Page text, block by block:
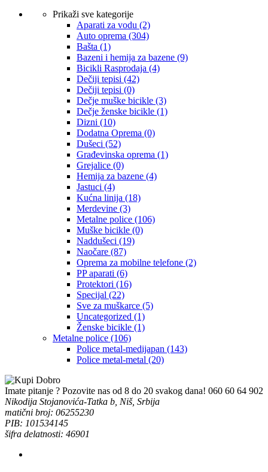
Prikaži sve kategorije
Aparati za vodu (2)
Auto oprema (304)
Bašta (1)
Bazeni i hemija za bazene (9)
Bicikli Rasprodaja (4)
Dečiji tepisi (42)
Dečiji tepisi (0)
Dečje muške bicikle (3)
Dečje ženske bicikle (1)
Dizni (10)
Dodatna Oprema (0)
Dušeci (52)
Građevinska oprema (1)
Grejalice (0)
Hemija za bazene (4)
Jastuci (4)
Kućna linija (18)
Merdevine (3)
Metalne police (106)
Muške bicikle (0)
Naddušeci (19)
Naočare (87)
Oprema za mobilne telefone (2)
PP aparati (6)
Protektori (16)
Specijal (22)
Sve za muškarce (5)
Uncategorized (1)
Ženske bicikle (1)
Metalne police (106)
Police metal-medijapan (143)
Police metal-metal (20)
Imate pitanje ? Pozovite nas od 8 do 20 svakog dana! 060 60 64 902
Nikodija Stojanovića-Tatka b, Niš, Srbija
matični broj: 06255230
PIB: 101534145
šifra delatnosti: 46901